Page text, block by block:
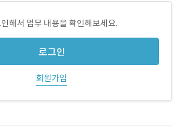
해서 업무 내용을 확인해보세요.
로그인
회원가입